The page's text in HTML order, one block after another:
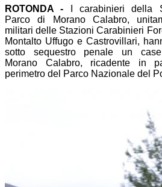
ROTONDA - I carabinieri della
Parco di Morano Calabro,
militari delle Stazioni Carabinieri
Montalto Uffugo e Castrovillari,
sotto sequestro penale un
Morano Calabro, ricadente in
perimetro del Parco Nazionale del